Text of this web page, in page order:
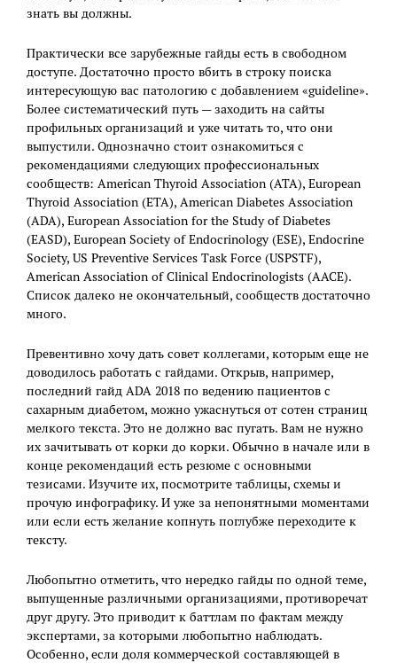
знать вы должны.
Практически все зарубежные гайды есть в свободном
доступе. Достаточно просто вбить в строку поиска
интересующую вас патологию с добавлением «guideline».
Более систематический путь — заходить на сайты
профильных организаций и уже читать то, что они
выпустили. Однозначно стоит ознакомиться с
рекомендациями следующих профессиональных
сообществ: American Thyroid Association (АТА), European
Thyroid Association (ETA), American Diabetes Association
(ADA), European Association for the Study of Diabetes
(EASD), European Society of Endocrinology (ESE), Endocrine
Society, US Preventive Services Task Force (USPSTF),
American Association of Clinical Endocrinologists (AACE).
Список далеко не окончательный, сообществ достаточно
много.
Превентивно хочу дать совет коллегами, которым еще не
доводилось работать с гайдами. Открыв, например,
последний гайд ADA 2018 по ведению пациентов с
сахарным диабетом, можно ужаснуться от сотен страниц
мелкого текста. Это не должно вас пугать. Вам не нужно
их зачитывать от корки до корки. Обычно в начале или в
конце рекомендаций есть резюме с основными
тезисами. Изучите их, посмотрите таблицы, схемы и
прочую инфографику. И уже за непонятными моментами
или если есть желание копнуть поглубже переходите к
тексту.
Любопытно отметить, что нередко гайды по одной теме,
выпущенные различными организациями, противоречат
друг другу. Это приводит к баттлам по фактам между
экспертами, за которыми любопытно наблюдать.
Особенно, если доля коммерческой составляющей в